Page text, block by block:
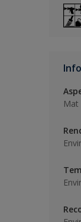
Mat